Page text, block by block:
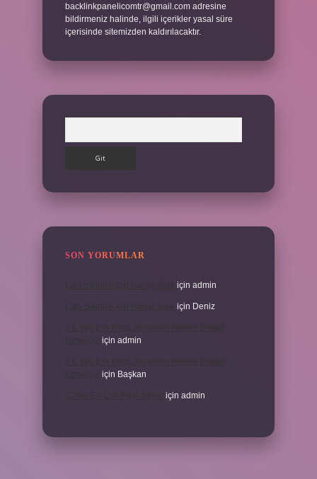
backlinkpanelicomtr@gmail.com adresine
bildirmeniz halinde, ilgili içerikler yasal süre
içerisinde sitemizden kaldırılacaktır.
SON YORUMLAR
için admin
için Deniz
için admin
için Başkan
için admin